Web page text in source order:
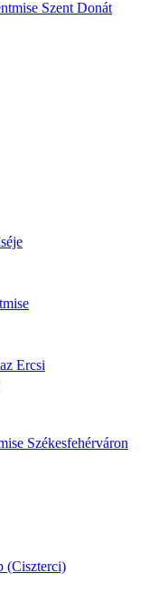
Szent Donát
Ercsi
Székesfehérváron
(Ciszterci)